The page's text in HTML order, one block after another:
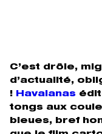
C’est drôle,
d’actualité,
! Havaianas
tongs aux
bleues, bref